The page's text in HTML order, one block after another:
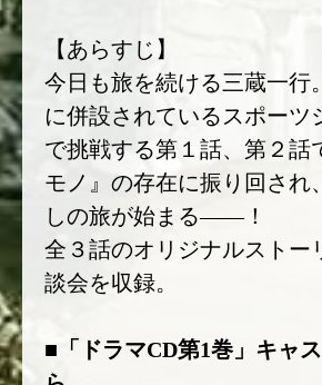
【あらすじ】
今日も旅を続ける三蔵一行
に併設されているスポーツ
で挑戦する第１話、第２話
モノ』の存在に振り回され
しの旅が始まる――！
全３話のオリジナルストー
談会を収録。
■「ドラマCD第1巻」キャ